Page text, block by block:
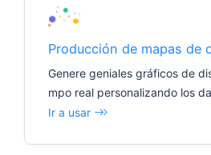
Producción de mapas de
Genere geniales gráficos de
mpo real personalizando los
ión de imágenes con un solo
Ir a usar